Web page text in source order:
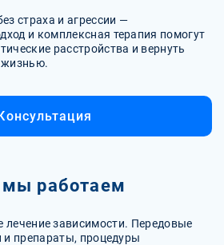
страха и агрессии —
и комплексная терапия помогут
расстройства и вернуть
жизнью.
мы работаем
лечение зависимости. Передовые
и препараты, процедуры